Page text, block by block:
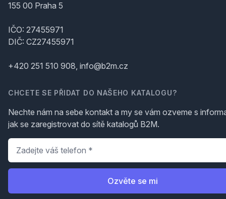
155 00 Praha 5
IČO: 27455971
DIČ: CZ27455971
+420 251 510 908, info@b2m.cz
CHCETE SE PŘIDAT DO NAŠEHO KATALOGU?
Nechte nám na sebe kontakt a my se vám ozveme s
jak se zaregistrovat do sítě katalogů B2M.
Telefon
Ozvěte se mi